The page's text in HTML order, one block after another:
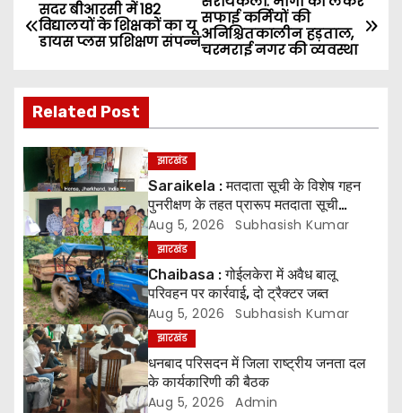
P
o
t
n
a
v
i
g
a
t
सफाई कर्मियों की
अनिश्चितकालीन हड़ताल,
चरमराई नगर की व्यवस्था
सदर बीआरसी में 182
विद्यालयों के शिक्षकों का यू
डायस प्लस प्रशिक्षण संपन्न
Related Post
झारखंड
Saraikela : मतदाता सूची के विशेष गहन
पुनरीक्षण के तहत प्रारूप मतदाता सूची
प्रकाशित* *05 अगस्त से 04 सितंबर तक
दावे एवं आपत्तियां होंगी स्वीकार, 07 अक्टूबर
को जारी होगी अंतिम मतदाता सूची
Aug 5, 2026 Subhasish Kumar
झारखंड
Chaibasa : गोईलकेरा में अवैध बालू
परिवहन पर कार्रवाई, दो ट्रैक्टर जब्त
Aug 5, 2026 Subhasish Kumar
झारखंड
धनबाद परिसदन में जिला राष्ट्रीय जनता दल
के कार्यकारिणी की बैठक
Aug 5, 2026 Admin